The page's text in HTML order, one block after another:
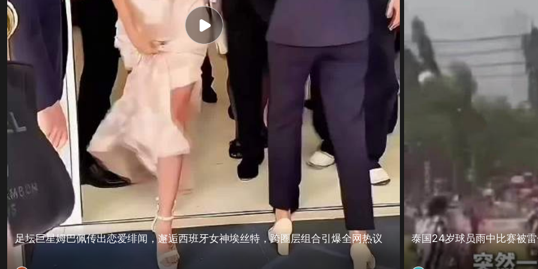
足坛巨星姆巴佩传出恋爱绯闻，邂逅西班牙女神埃丝特，跨圈层组合引爆全网热议 泰国24岁球员雨中比赛被